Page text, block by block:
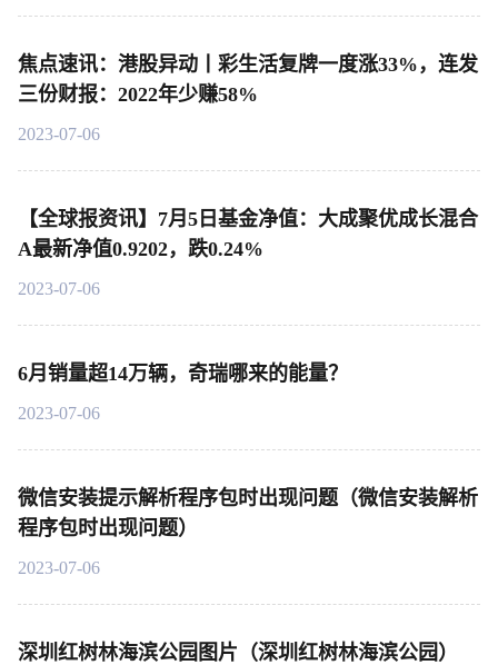
焦点速讯：港股异动丨彩生活复牌一度涨33%，连发
三份财报：2022年少赚58%
2023-07-06
【全球报资讯】7月5日基金净值：大成聚优成长混合
A最新净值0.9202，跌0.24%
2023-07-06
6月销量超14万辆，奇瑞哪来的能量？
2023-07-06
微信安装提示解析程序包时出现问题（微信安装解析
程序包时出现问题）
2023-07-06
深圳红树林海滨公园图片（深圳红树林海滨公园）